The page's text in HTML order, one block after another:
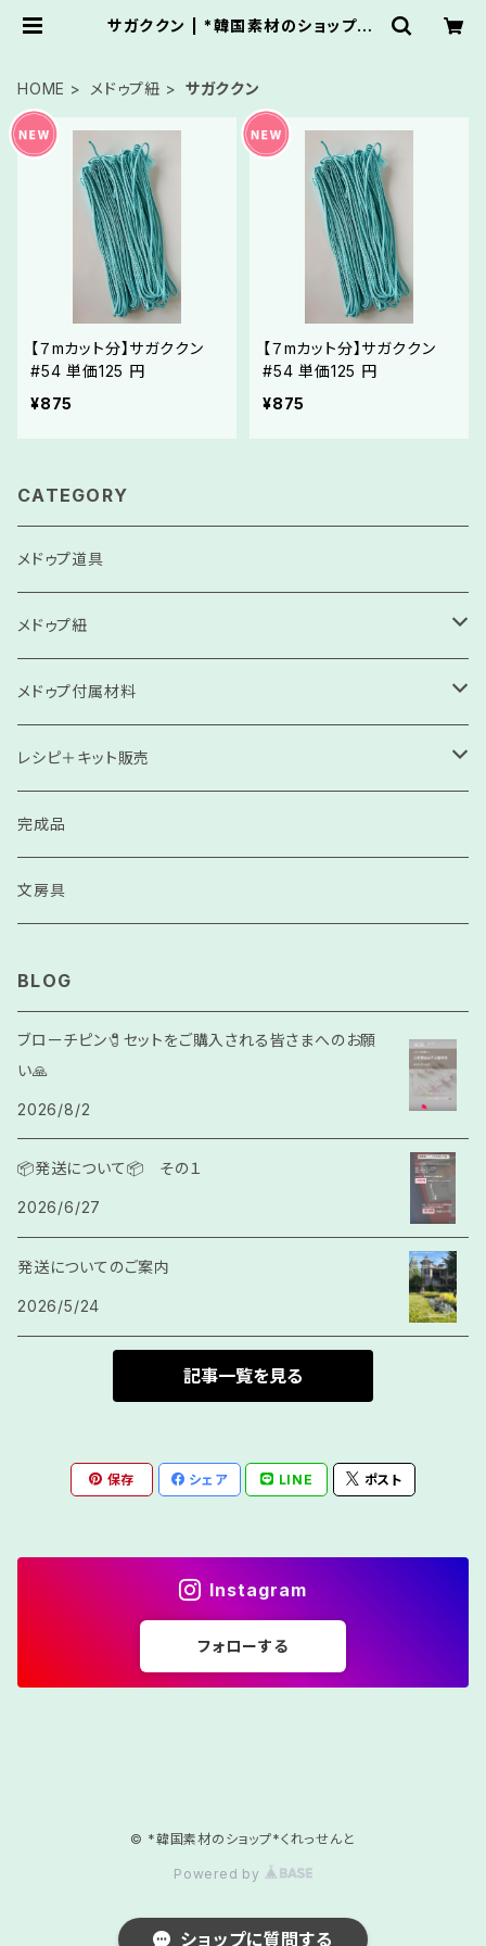
サガククン | *韓国素材のショップ*く
HOME メドゥプ紐 サガククン
【７mカット分】サガククン
#54 単価125 円
¥875
【７mカット分】サガククン
#54 単価125 円
¥875
CATEGORY
メドゥプ道具
メドゥプ紐
高級コンソサ
高級ソサ
細紐（モッコリクン・ネックレス紐）
コンソサ
メドゥプ付属材料
刺繍飾り
スル（房）
天然石
カラッチ
レシピ＋キット販売
見本
リピート用
完成品
文房具
BLOG
ブローチピン🧷セットをご購入される皆さまへのお願
い🙏
2026/8/2
📦発送について📦 その１
2026/6/27
発送についてのご案内
2026/5/24
記事一覧を見る
保存 シェア LINE ポスト
Instagram
フォローする
© *韓国素材のショップ*くれっせんと
Powered by
ショップに質問する